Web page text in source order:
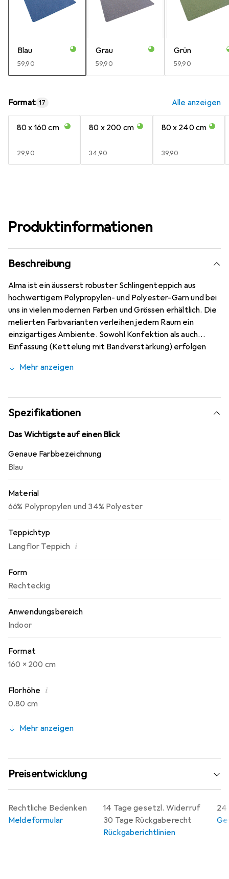
Blau
EUR
59,90
Grau
EUR
59,90
Grün
EUR
59,90
Format 17 Alle anzeigen
80 x 160 cm
EUR
29,90
80 x 200 cm
EUR
34,90
80 x 240 cm
EUR
39,90
Produktinformationen
Beschreibung
Alma ist ein äusserst robuster Schlingenteppich aus
hochwertigem Polypropylen- und Polyester-Garn und bei
uns in vielen modernen Farben und Grössen erhältlich. Die
melierten Farbvarianten verleihen jedem Raum ein
einzigartiges Ambiente. Sowohl Konfektion als auch
Einfassung (Kettelung mit Bandverstärkung) erfolgen
Das Garn ist äusserst unempfindlich und Flecken lassen
schadstoffgeprüft durch die Gemeinschaft
umweltfreundlicher Teppichboden e.V.
Mehr anzeigen
Spezifikationen
Das Wichtigste auf einen Blick
Genaue Farbbezeichnung
Blau
Material
66% Polypropylen und 34% Polyester
Teppichtyp
Langflor Teppich i
Form
Rechteckig
Anwendungsbereich
Indoor
Format
160 x 200 cm
Florhöhe i
0.80 cm
Mehr anzeigen
Preisentwicklung
14 Tage gesetzl. Widerruf
30 Tage Rückgaberecht
Rückgaberichtlinien
24
Rechtliche Bedenken
Meldeformular